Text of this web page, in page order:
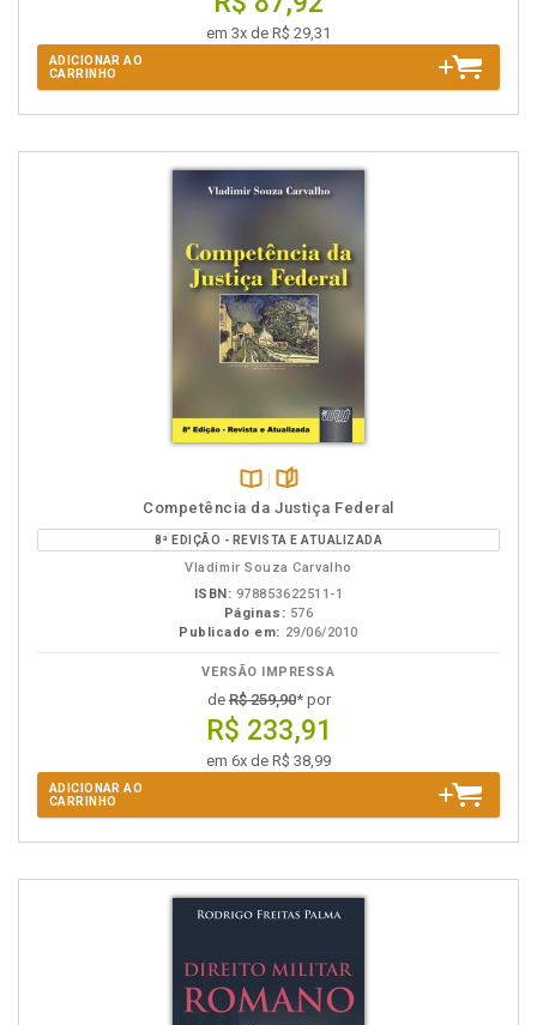
em 3x de R$ 29,31
ADICIONAR AO
CARRINHO
Disponível
na
B.V.
páginas
Competência da Justiça Federal
8ª EDIÇÃO - REVISTA E ATUALIZADA
Vladimir Souza Carvalho
ISBN: 978853622511-1
Páginas: 576
Publicado em: 29/06/2010
VERSÃO IMPRESSA
deR$ 259,90* por
R$ 233,91
em 6x de R$ 38,99
ADICIONAR AO
CARRINHO